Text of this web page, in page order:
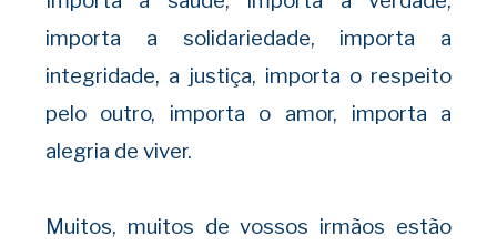
importa a solidariedade, importa a
integridade, a justiça, importa o respeito
pelo outro, importa o amor, importa a
alegria de viver.
Muitos, muitos de vossos irmãos estão